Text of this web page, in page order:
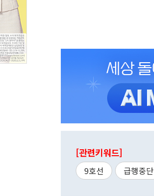
[관련키워드]
9호선 급행중단